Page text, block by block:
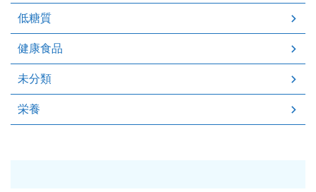
低糖質
健康食品
未分類
栄養